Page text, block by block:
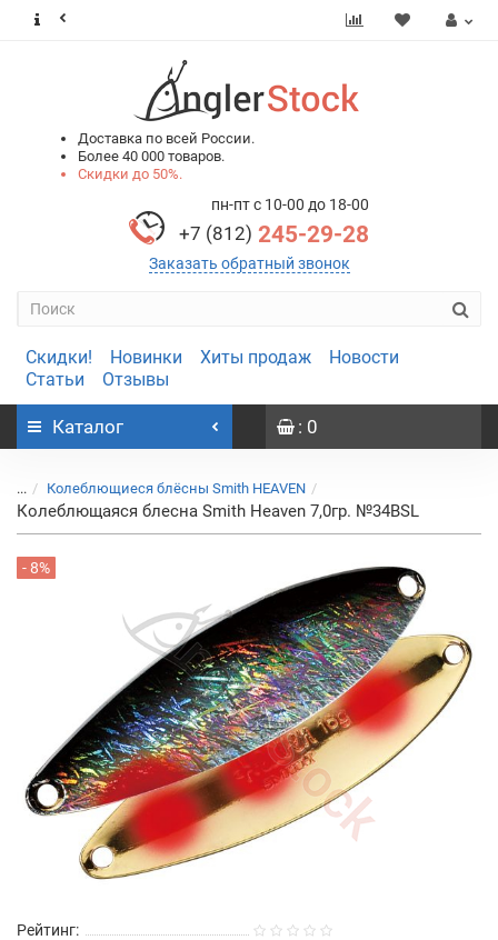
Доставка по всей России.
Более 40 000 товаров.
Скидки до 50%.
пн-пт с 10-00 до 18-00
+7 (812) 245-29-28
Заказать обратный звонок
Скидки! Новинки Хиты продаж
Новости
Статьи
Отзывы
Каталог : 0
... Колеблющиеся блёсны Smith HEAVEN
Колеблющаяся блесна Smith Heaven 7,0гр. №34BSL
- 8%
Рейтинг: